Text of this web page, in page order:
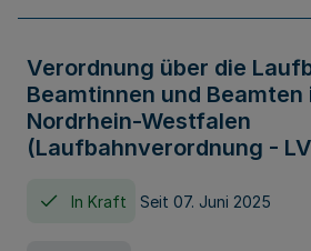
Verordnung über die
Beamtinnen und Beamten
Nordrhein-Westfalen
(Laufbahnverordnung -
In Kraft Seit 07. Juni 2025